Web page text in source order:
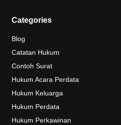
Categories
Blog
Catatan Hukum
Contoh Surat
Hukum Acara Perdata
Hukum Keluarga
Hukum Perdata
Hukum Perkawinan